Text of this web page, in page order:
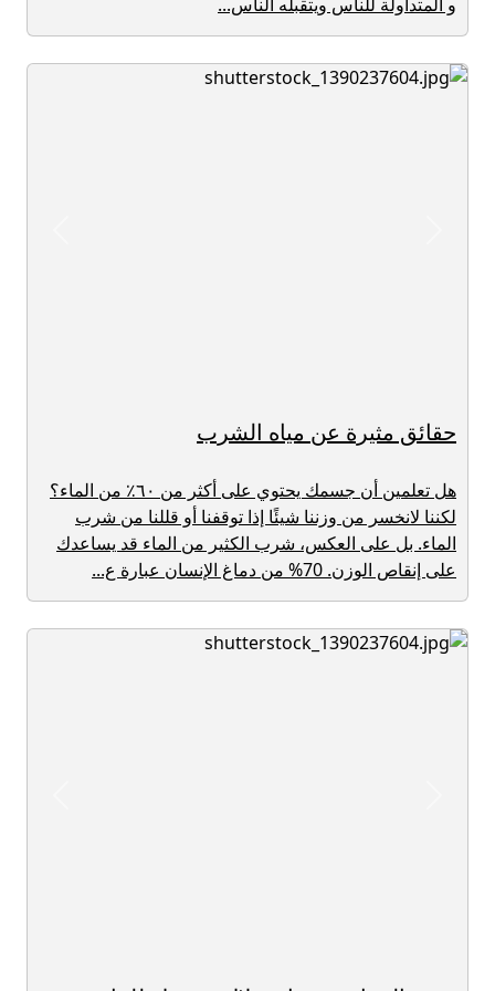
حقائق مثيرة عن مياه الشرب
هل تعلمين أن جسمك يحتوي على أكثر من ٦٠٪ من الماء؟
لكننا لانخسر من وزننا شيئًا إذا توقفنا أو قللنا من شرب
الماء. بل على العكس، شرب الكثير من الماء قد يساعدك
على إنقاص الوزن. 70% من دماغ الإنسان عبارة ع...